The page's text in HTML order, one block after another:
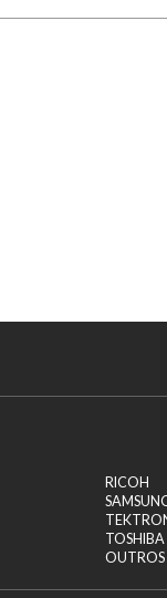
RICOH
TOSHIBA
OUTROS